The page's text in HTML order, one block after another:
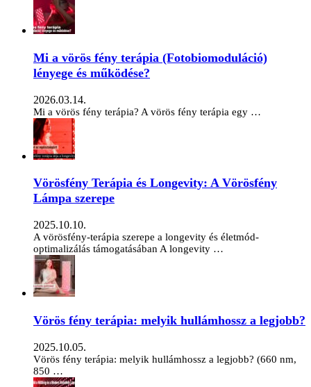
Mi a vörös fény terápia (Fotobiomoduláció)
lényege és működése?
2026.03.14.
Mi a vörös fény terápia? A vörös fény terápia egy …
Vörösfény Terápia és Longevity: A Vörösfény
Lámpa szerepe
2025.10.10.
A vörösfény-terápia szerepe a longevity és életmód-
optimalizálás támogatásában A longevity …
Vörös fény terápia: melyik hullámhossz a legjobb?
2025.10.05.
Vörös fény terápia: melyik hullámhossz a legjobb? (660 nm,
850 …